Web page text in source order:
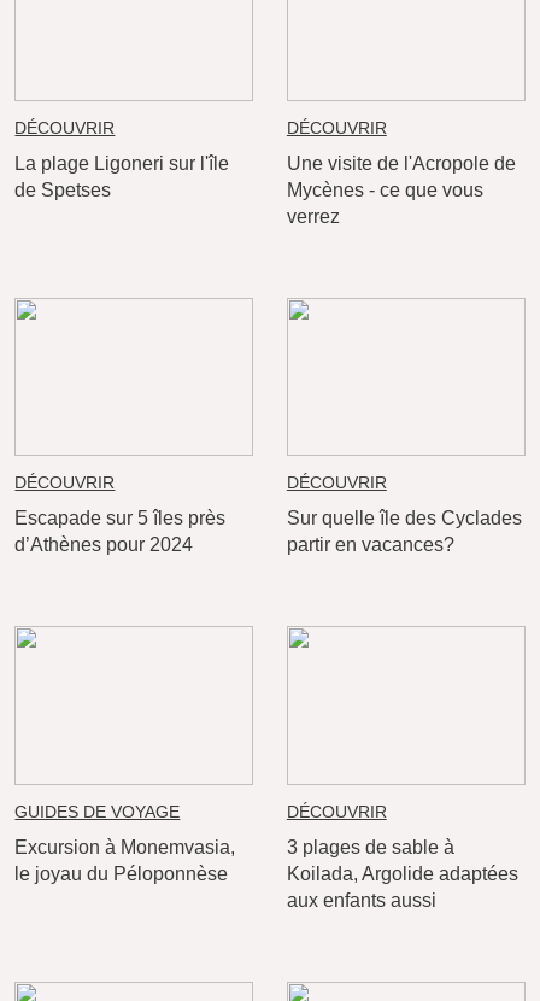
DÉCOUVRIR
La plage Ligoneri sur l'île
de Spetses
DÉCOUVRIR
Une visite de l'Acropole de
Mycènes - ce que vous
verrez
DÉCOUVRIR
Escapade sur 5 îles près
d’Athènes pour 2024
DÉCOUVRIR
Sur quelle île des Cyclades
partir en vacances?
GUIDES DE VOYAGE
Excursion à Monemvasia,
le joyau du Péloponnèse
DÉCOUVRIR
3 plages de sable à
Koilada, Argolide adaptées
aux enfants aussi